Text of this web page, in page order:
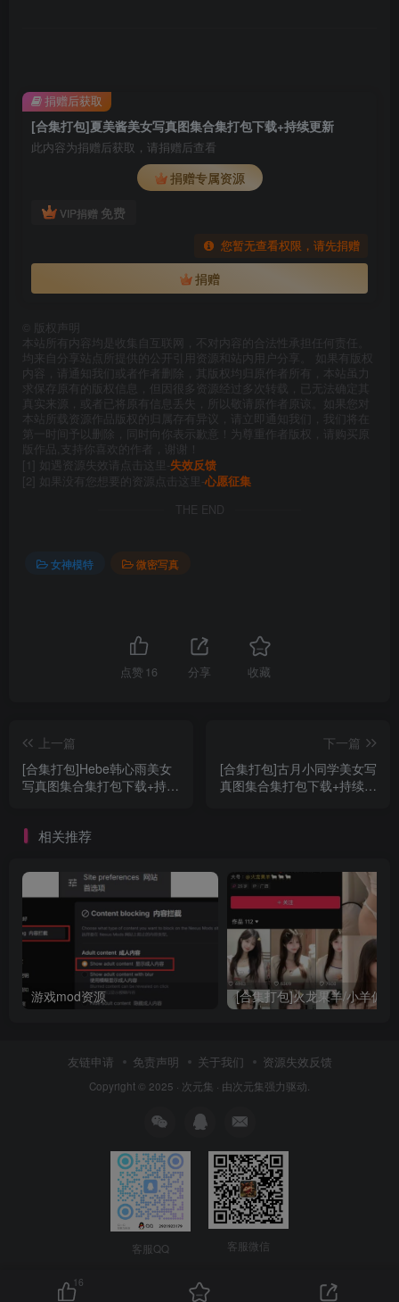
[合集打包]夏美酱美女写真图集合集打包下载+持续更新
此内容为捐赠后获取，请捐赠后查看
捐赠专属资源
VIP捐赠 免费
您暂无查看权限，请先捐赠
捐赠
捐赠后获取
版权声明
本站所有内容均是收集自互联网，不对内容的合法性承担任何责任。
均来自分享站点所提供的公开引用资源和站内用户分享。 如果有版权
内容，请通知我们或者作者删除，其版权均归原作者所有，本站虽力
求保存原有的版权信息，但因很多资源经过多次转载，已无法确定其
真实来源，或者已将原有信息丢失，所以敬请原作者原谅。如果您对
本站所载资源作品版权的归属存有异议，请立即通知我们，我们将在
第一时间予以删除，同时向你表示歉意！为尊重作者版权，请购买原
版作品,支持你喜欢的作者，谢谢！
[1] 如遇资源失效请点击这里-失效反馈
[2] 如果没有您想要的资源点击这里-心愿征集
THE END
女神模特 微密写真
点赞 16 分享 收藏
上一篇
[合集打包]Hebe韩心雨美女
写真图集合集打包下载+持续
下一篇
[合集打包]古月小同学美女写
真图集合集打包下载+持续更
相关推荐
游戏mod资源
友链申请 免责声明 关于我们 资源失效反馈
Copyright © 2025 · 次元集 · 由次元集强力驱动.
客服QQ 客服微信
16